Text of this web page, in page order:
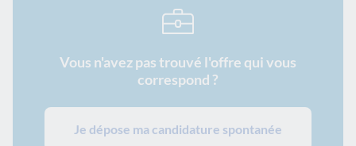
Vous n'avez pas trouvé l'offre qui vous
correspond ?
Je dépose ma candidature spontanée